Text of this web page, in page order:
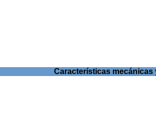
Características mecánicas